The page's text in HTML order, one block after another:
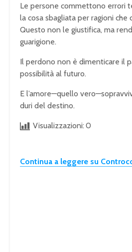
Le persone commettono errori
la cosa sbagliata per ragioni che
Questo non le giustifica, ma
guarigione.
Il perdono non è dimenticare il
possibilità al futuro.
E l’amore—quello
duri del destino.
Visualizzazioni: 0
Continua a leggere su